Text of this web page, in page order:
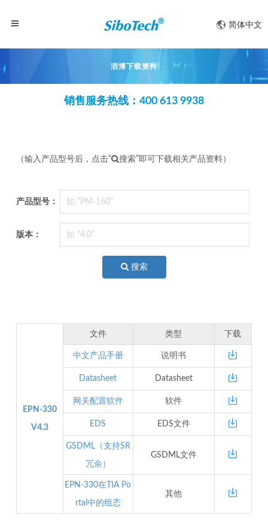
简体中文
泗博下载资料
销售服务热线：400 613 9938
（输入产品型号后，点击“ 搜索”即可下载相关产品资料）
产品型号：
版本：
搜索
EPN-330
V4.3
文件 类型 下载
中文产品手册 说明书
Datasheet Datasheet
网关配置软件 软件
EDS EDS文件
GSDML（支持SR
冗余）
GSDML文件
EPN-330在TIA Po
rtal中的组态
其他